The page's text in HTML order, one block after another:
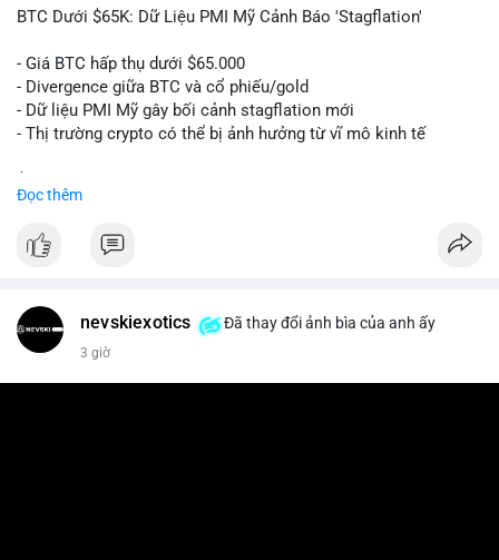
📰 Nguồn: Cointelegraph
BTC Dưới $65K: Dữ Liệu PMI Mỹ Cảnh Báo 'Stagflation'
- Giá BTC hấp thụ dưới $65.000
- Divergence giữa BTC và cổ phiếu/gold
- Dữ liệu PMI Mỹ gây bối cảnh stagflation mới
- Thị trường crypto có thể bị ảnh hưởng từ vĩ mô kinh tế
Đọc thêm
nevskiexotics Đã thay đổi ảnh bìa của anh ấy
3 giờ